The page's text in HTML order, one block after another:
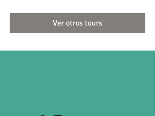
Ver otros tours